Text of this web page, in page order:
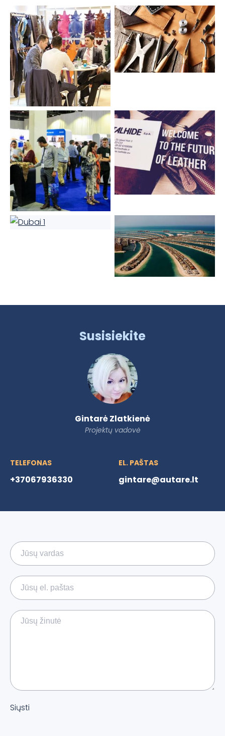
Susisiekite
Gintarė Zlatkienė
Projektų vadovė
TELEFONAS
+37067936330
EL. PAŠTAS
gintare@autare.lt
Siųsti